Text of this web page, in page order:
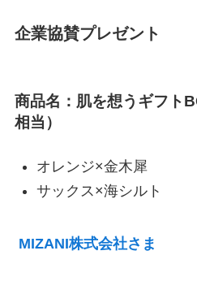
企業協賛プレゼント
商品名：肌を想うギフト
相当）
オレンジ×金木犀
サックス×海シルト
MIZANI株式会社さま